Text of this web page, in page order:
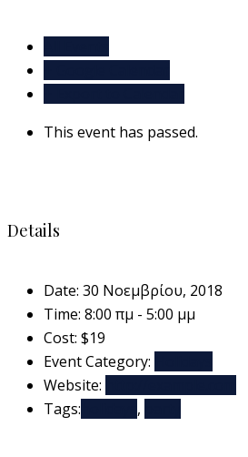
This event has passed.
Details
Date: 30 Νοεμβρίου, 2018
Time: 8:00 πμ - 5:00 μμ
Cost: $19
Event Category:
Website:
Tags:
,